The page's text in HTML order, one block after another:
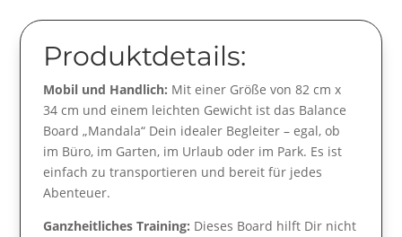
Produktdetails:
Mobil und Handlich: Mit einer Größe von 82 cm x
34 cm und einem leichten Gewicht ist das Balance
Board „Mandala“ Dein idealer Begleiter – egal, ob
im Büro, im Garten, im Urlaub oder im Park. Es ist
einfach zu transportieren und bereit für jedes
Abenteuer.
Ganzheitliches Training: Dieses Board hilft Dir nicht